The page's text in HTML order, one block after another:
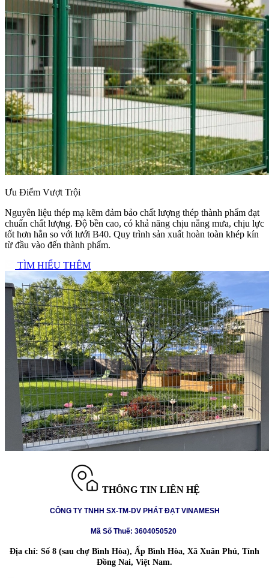
Ưu Điểm Vượt Trội
Nguyên liệu thép mạ kẽm đảm bảo chất lượng thép thành phẩm đạt
chuẩn chất lượng. Độ bền cao, có khả năng chịu nắng mưa, chịu lực
tốt hơn hẳn so với lưới B40. Quy trình sản xuất hoàn toàn khép kín
từ đầu vào đến thành phẩm.
TÌM HIỂU THÊM
THÔNG TIN LIÊN HỆ
CÔNG TY TNHH SX-TM-DV PHÁT ĐẠT VINAMESH
Mã Số Thuế: 3604050520
Địa chỉ: Số 8 (sau chợ Bình Hòa), Ấp Bình Hòa, Xã Xuân Phú, Tỉnh
Đồng Nai, Việt Nam.